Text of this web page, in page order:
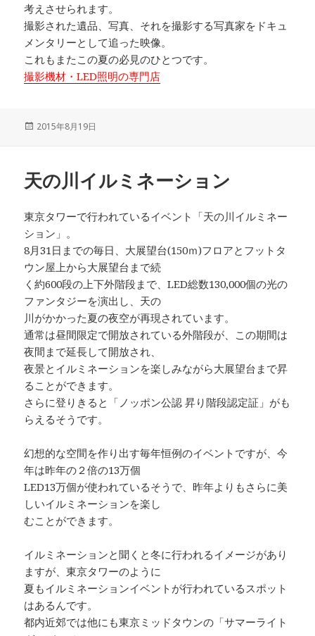
考えさせられます。
撮影された遺品、写真、それを撮影する写真家をドキュ
メンタリーとして追った映像。
これもまたこの夏の必見のひとつです。
撮影機材・LED照明の専門店
投
2015年8月19日
天の川イルミネーション
東京タワーで行われているイベント「天の川イルミネー
ション」。
8月31日までの毎日、大展望台(150ｍ)フロアとフットタ
ウン屋上から大展望台まで続
く約600段の上下外階段まで、LED総数130,000個の光の
ファンタジーを演出し、天の
川がかかった夏の夜空が再現されています。
通常は昼間限定で開放されている外階段が、この期間は
夜間まで延長して開放され、
夜景とイルミネーションを楽しみながら大展望台まで昇
ることができます。
さらに登りきると「ノッポン公認 昇り階段認定証」がも
らえるそうです。
幻想的な空間を作り出す毎年恒例のイベントですが、今
年は昨年の２倍の13万個
LED13万個が使われているそうで、昨年よりもさらに美
しいイルミネーションを楽し
むことができます。
イルミネーションと聞くと冬に行われるイメージがあり
ますが、東京タワーのように
夏もイルミネーションイベントが行われているスポット
はあるんです。
都内近郊では他にも東京ミッドタウンの「サマーライト